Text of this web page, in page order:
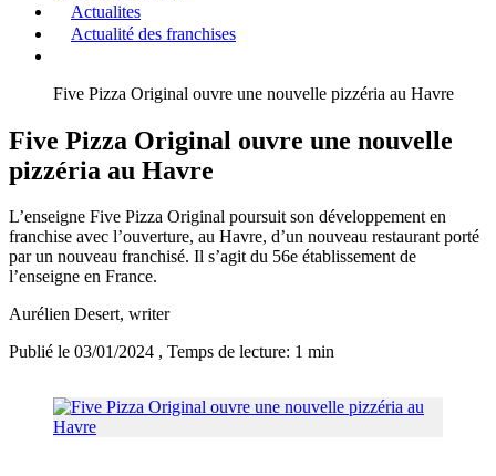
Actualites
Actualité des franchises
Five Pizza Original ouvre une nouvelle pizzéria au Havre
Five Pizza Original ouvre une nouvelle
pizzéria au Havre
L’enseigne Five Pizza Original poursuit son développement en
franchise avec l’ouverture, au Havre, d’un nouveau restaurant porté
par un nouveau franchisé. Il s’agit du 56e établissement de
l’enseigne en France.
Aurélien Desert, writer
Publié le 03/01/2024 , Temps de lecture: 1 min